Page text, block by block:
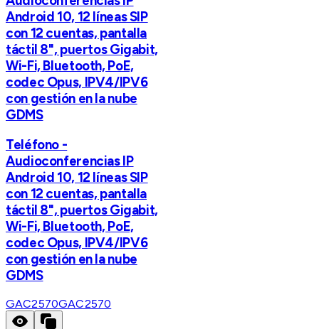
Android 10, 12 líneas SIP
con 12 cuentas, pantalla
táctil 8", puertos Gigabit,
Wi-Fi, Bluetooth, PoE,
codec Opus, IPV4/IPV6
con gestión en la nube
GDMS
Teléfono -
Audioconferencias IP
Android 10, 12 líneas SIP
con 12 cuentas, pantalla
táctil 8", puertos Gigabit,
Wi-Fi, Bluetooth, PoE,
codec Opus, IPV4/IPV6
con gestión en la nube
GDMS
GAC2570GAC2570